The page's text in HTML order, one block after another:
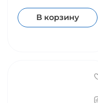
В корзину